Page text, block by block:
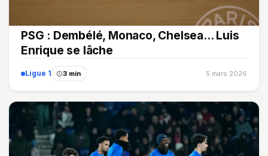
PSG : Dembélé, Monaco, Chelsea... Luis
Enrique se lâche
Ligue 1 3 min 5 mars 2026